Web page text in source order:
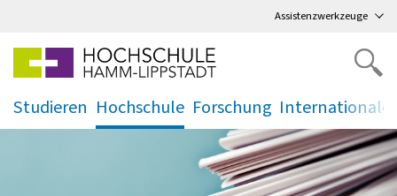
Assistenzwerkzeuge
Studieren
.
Hochschule
.
Forschung
. .